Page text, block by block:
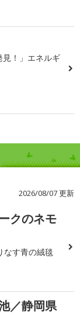
見！」エネルギ
2026/08/07 更新
クのネモ
なす青の絨毯
／静岡県